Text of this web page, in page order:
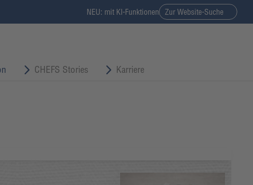
NEU: mit KI-Funktionen Zur Website-Suche
CHEFS Stories Karriere